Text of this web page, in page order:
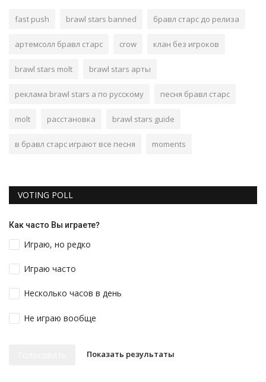
fast push brawl stars banned бравл старс до релиза
артемсолл бравл старс crow клан без игроков
brawl stars molt brawl stars арты
реклама brawl stars а по русскому песня бравл старс
molt расстановка brawl stars guide
в бравл старс играют все песня moments
VOTING POLL
Как часто Вы играете?
Играю, но редко
Играю часто
Несколько часов в день
Не играю вообще
Показать результаты